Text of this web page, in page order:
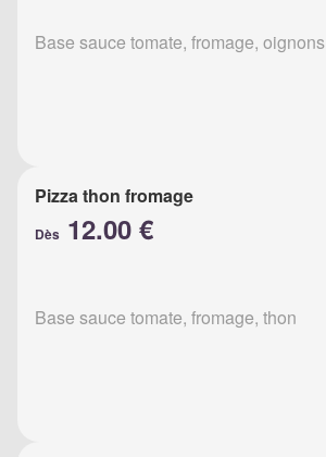
Base sauce tomate, fromage, oignons
Pizza thon fromage
Dès 12.00 €
Base sauce tomate, fromage, thon